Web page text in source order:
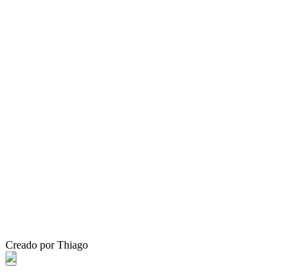
Creado por Thiago